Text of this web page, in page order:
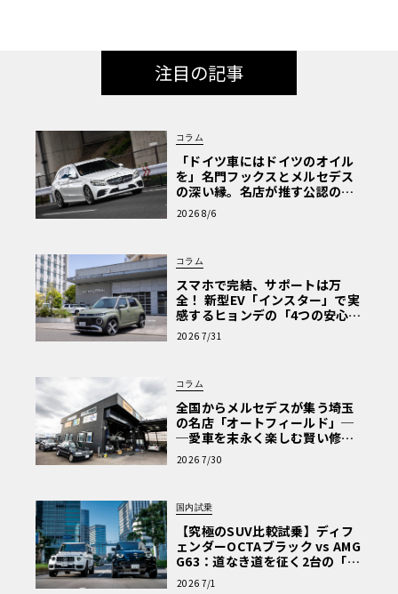
注目の記事
コラム
「ドイツ車にはドイツのオイル
を」名門フックスとメルセデス
の深い縁。名店が推す公認の安
心と、Cクラスで味わうシルキー
な走り〈PR〉
2026 8/6
コラム
スマホで完結、サポートは万
全！ 新型EV「インスター」で実
感するヒョンデの「4つの安心」
【第1回・ヒョンデ6つの疑問：
Why? Hyundai?】〈PR〉
2026 7/31
コラム
全国からメルセデスが集う埼玉
の名店「オートフィールド」─
─愛車を末永く楽しむ賢い修理
術と、プロがフックス製オイル
を選ぶ理由〈PR〉
2026 7/30
国内試乗
【究極のSUV比較試乗】ディフ
ェンダーOCTAブラック vs AMG
G63：道なき道を征く2台の「対
極的アプローチ」
2026 7/1